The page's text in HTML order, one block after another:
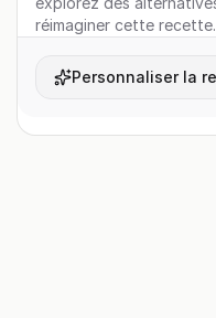
réimaginer cette recette.
Personnaliser la